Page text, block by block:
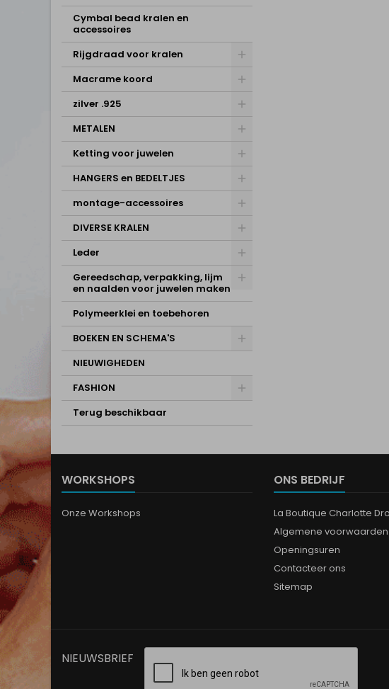
Cymbal bead kralen en
accessoires
Rijgdraad voor kralen
Macrame koord
zilver .925
METALEN
Ketting voor juwelen
HANGERS en BEDELTJES
montage-accessoires
DIVERSE KRALEN
Leder
Gereedschap, verpakking, lijm
en naalden voor juwelen maken
Polymeerklei en toebehoren
BOEKEN EN SCHEMA'S
NIEUWIGHEDEN
FASHION
Terug beschikbaar
WORKSHOPS
Onze Workshops
ONS BEDRIJF
La Boutique Charlotte
Algemene voorwaarden
Openingsuren
Contacteer ons
Sitemap
NIEUWSBRIEF